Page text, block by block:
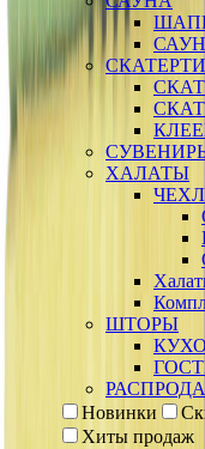
СКАТЕРТИ
ХАЛАТЫ
ШТОРЫ
Новинки
Хиты продаж